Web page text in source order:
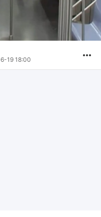
19 18:00